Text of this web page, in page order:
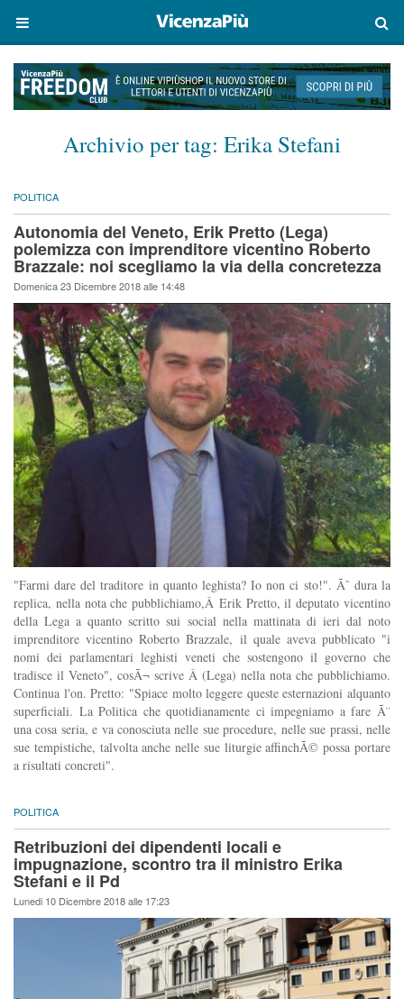
Archivio per tag: Erika Stefani
POLITICA
Autonomia del Veneto, Erik Pretto (Lega)
polemizza con imprenditore vicentino Roberto
Brazzale: noi scegliamo la via della concretezza
Domenica 23 Dicembre 2018 alle 14:48
"Farmi dare del traditore in quanto leghista? Io non ci sto!". Ãˆ dura la
replica, nella nota che pubblichiamo,Â Erik Pretto, il deputato vicentino
della Lega a quanto scritto sui social nella mattinata di ieri dal noto
imprenditore vicentino Roberto Brazzale, il quale aveva pubblicato "i
nomi dei parlamentari leghisti veneti che sostengono il governo che
tradisce il Veneto", cosÃ¬ scrive Â (Lega) nella nota che pubblichiamo.
Continua l'on. Pretto: "Spiace molto leggere queste esternazioni alquanto
superficiali. La Politica che quotidianamente ci impegniamo a fare Ã¨
una cosa seria, e va conosciuta nelle sue procedure, nelle sue prassi, nelle
sue tempistiche, talvolta anche nelle sue liturgie affinchÃ© possa portare
a risultati concreti".
POLITICA
Retribuzioni dei dipendenti locali e
impugnazione, scontro tra il ministro Erika
Stefani e il Pd
Lunedi 10 Dicembre 2018 alle 17:23